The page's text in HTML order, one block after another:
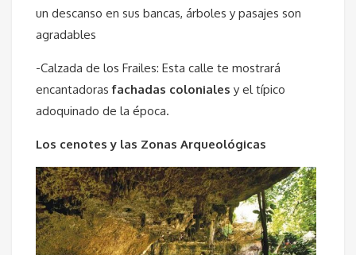
un descanso en sus bancas, árboles y pasajes son
agradables
-Calzada de los Frailes: Esta calle te mostrará
encantadorasfachadas coloniales y el típico
adoquinado de la época.
Los cenotes y las Zonas Arqueológicas